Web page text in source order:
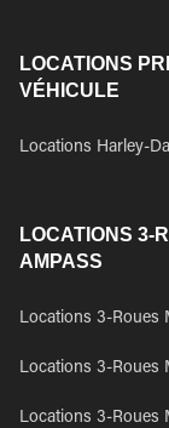
LOCATIONS
VÉHICULE
Locations Harley-
LOCATIONS 3-
AMPASS
Locations 3-Roues
Locations 3-Roues
Locations 3-Roues